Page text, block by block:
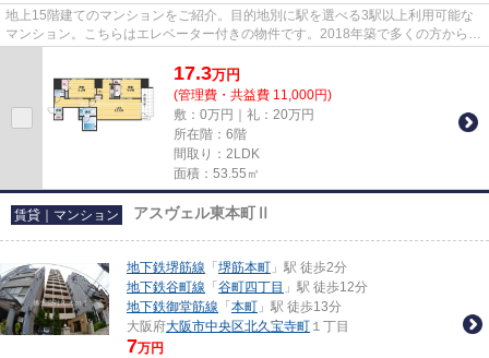
地上15階建てのマンションをご紹介。目的地別に駅を選べる3駅以上利用可能な
マンション。こちらはエレベーター付きの物件です。2018年築で多くの方からご
17.3万円
(管理費・共益費 11,000円)
敷：0万円｜礼：20万円
所在階：6階
間取り：2LDK
面積：53.55㎡
賃貸｜マンション アスヴェル東本町Ⅱ
地下鉄堺筋線 「 堺筋本町 」駅 徒歩2分
地下鉄谷町線 「 谷町四丁目 」駅 徒歩12分
地下鉄御堂筋線 「 本町 」駅 徒歩13分
大阪府大阪市中央区北久宝寺町 １丁目
7万円